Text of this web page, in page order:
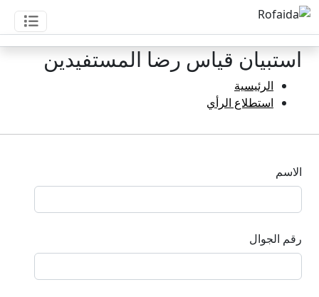
استبيان قياس رضا المستفيدين
الرئيسية
استطلاع الرأي
الاسم
رقم الجوال